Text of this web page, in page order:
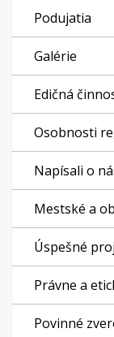
Podujatia
Galérie
Edičná
Osobnosti
Napísali o
Mestské a
Úspešné
Právne a
Povinné